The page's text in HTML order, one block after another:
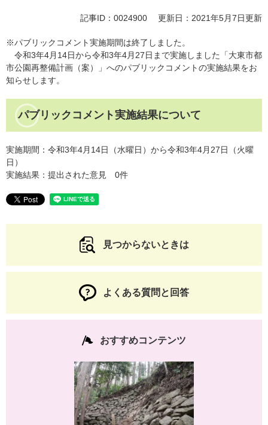
記事ID：0024900 更新日：2021年5月7日更新
※パブリックコメント実施期間は終了しました。
令和3年4月14日から令和3年4月27日まで実施しました「大東市都
市公園再整備計画（案）」へのパブリックコメントの実施結果をお
知らせします。
パブリックコメント実施結果について
実施期間：令和3年4月14日（水曜日）から令和3年4月27日（火曜
日）
実施結果：提出された意見 0件
見つからないときは
よくある質問と回答
おすすめコンテンツ